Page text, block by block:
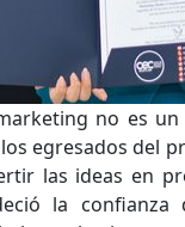
no es
egresados del
las ideas en
la